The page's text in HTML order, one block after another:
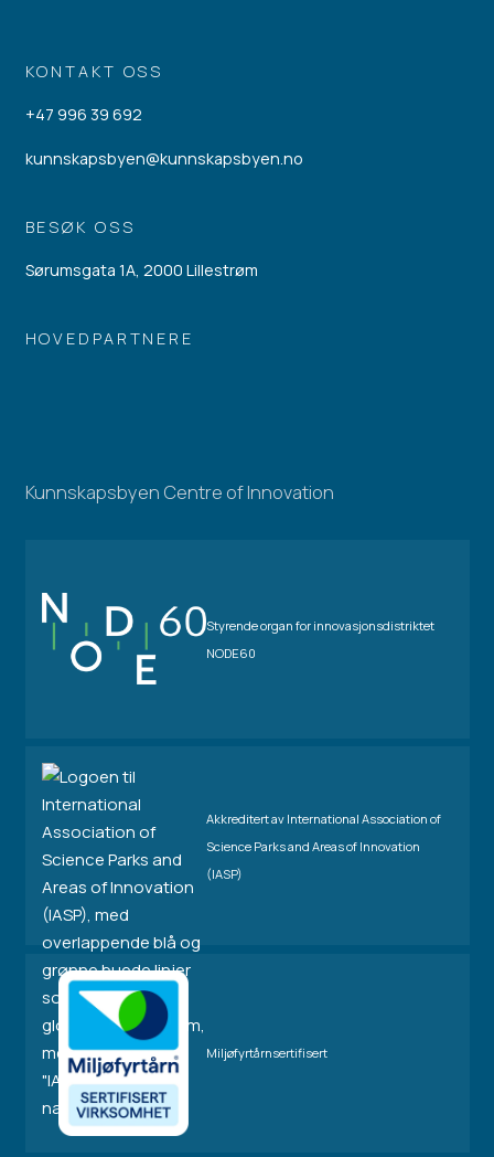
KONTAKT OSS
+47 996 39 692
kunnskapsbyen@kunnskapsbyen.no
BESØK OSS
Sørumsgata 1A, 2000 Lillestrøm
HOVEDPARTNERE
Kunnskapsbyen Centre of Innovation
Styrende organ for innovasjonsdistriktet
NODE60
Akkreditert av International Association of
Science Parks and Areas of Innovation
(IASP)
Miljøfyrtårnsertifisert